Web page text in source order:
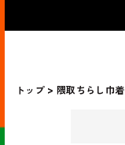
トップ 隈取ちらし巾